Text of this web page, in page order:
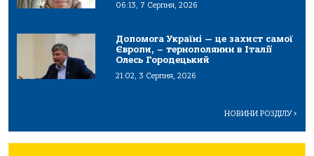
06:13, 7 Серпня, 2026
Допомога Україні — це захист самої
Європи, – тернополянин в Італії
Олесь Городецький
21:02, 3 Серпня, 2026
НОВИНИ РОЗДІЛУ>